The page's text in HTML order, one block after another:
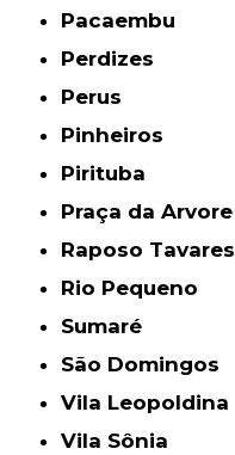
Pacaembu
Perdizes
Perus
Pinheiros
Pirituba
Praça da Arvore
Raposo Tavares
Rio Pequeno
Sumaré
São Domingos
Vila Leopoldina
Vila Sônia